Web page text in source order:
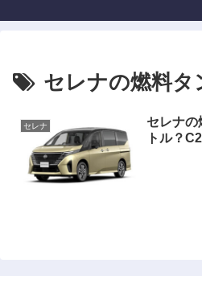
セレナの燃料タ
セレナ
セレナの
トル？